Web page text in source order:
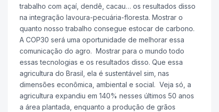
trabalho com açaí, dendê, cacau… os resultados disso
na integração lavoura-pecuária-floresta. Mostrar o
quanto nosso trabalho consegue estocar de carbono.
A COP30 será uma oportunidade de melhorar essa
comunicação do agro. Mostrar para o mundo todo
essas tecnologias e os resultados disso. Que essa
agricultura do Brasil, ela é sustentável sim, nas
dimensões econômica, ambiental e social. Veja só, a
agricultura expandiu em 140% nesses últimos 50 anos
a área plantada, enquanto a produção de grãos